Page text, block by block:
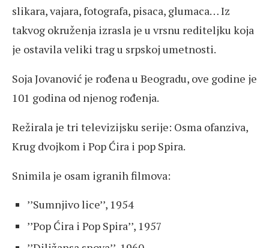
slikara, vajara, fotografa, pisaca, glumaca… Iz
takvog okruženja izrasla je u vrsnu rediteljku koja
je ostavila veliki trag u srpskoj umetnosti.
Soja Jovanović je rođena u Beogradu, ove godine je
101 godina od njenog rođenja.
Režirala je tri televizijsku serije: Osma ofanziva,
Krug dvojkom i Pop Ćira i pop Spira.
Snimila je osam igranih filmova:
’’Sumnjivo lice’’, 1954
’’Pop Ćira i Pop Spira’’, 1957